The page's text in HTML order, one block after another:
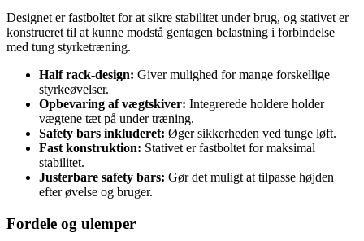
Designet er fastboltet for at sikre stabilitet under brug, og stativet er
konstrueret til at kunne modstå gentagen belastning i forbindelse
med tung styrketræning.
Half rack-design: Giver mulighed for mange forskellige
styrkeøvelser.
Opbevaring af vægtskiver: Integrerede holdere holder
vægtene tæt på under træning.
Safety bars inkluderet: Øger sikkerheden ved tunge løft.
Fast konstruktion: Stativet er fastboltet for maksimal
stabilitet.
Justerbare safety bars: Gør det muligt at tilpasse højden
efter øvelse og bruger.
Fordele og ulemper